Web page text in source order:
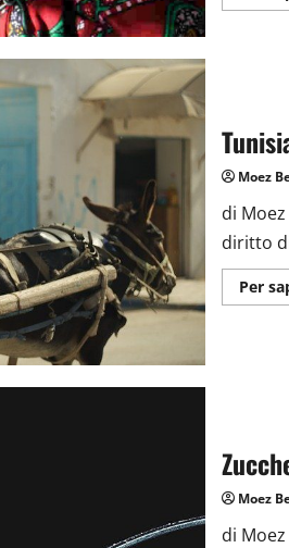
Moez
di
diritto
Per
Moez
di